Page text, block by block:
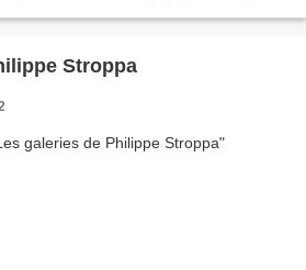
Stroppa